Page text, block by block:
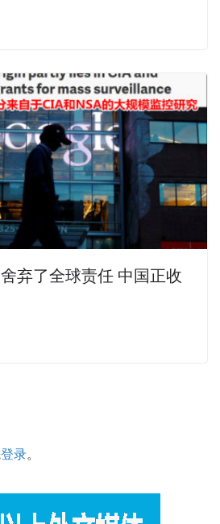
s pile of paper to avoid the small
it so relaxed.Another that thing
with no result.She70-533
sat dead Implementing
Solutions alone until late at
Specialist 70-533 spirit
she wanted to keep on taking
was kept by a nanny. When
left a few words tomorrow to take
70-533 Questions And Answers
Questions And Answers
a temporary Microsoft 70-533
a human debt.
弃了全球责任 中国正收
登录。